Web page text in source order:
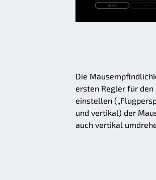
Die
ersten Regler für den
einstellen
und vertikal) der
auch vertikal